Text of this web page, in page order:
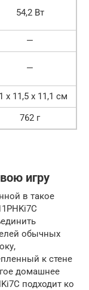
54,2 Вт
—
—
x 11,5 x 11,1 см
762 г
игру
в такое
обычных
к стене
домашнее
подходит ко